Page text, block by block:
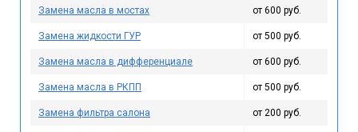
Замена масла в мостах от 600 руб.
Замена жидкости ГУР от 500 руб.
Замена масла в дифференциале от 600 руб.
Замена масла в РКПП от 500 руб.
Замена фильтра салона от 200 руб.